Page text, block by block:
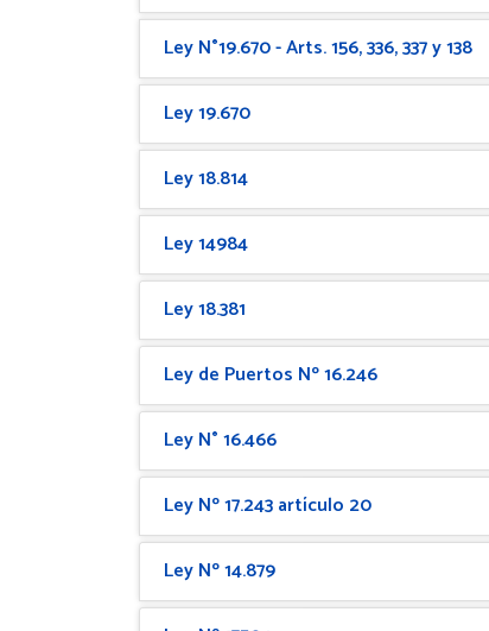
Ley N°19.670 - Arts. 156, 336, 337 y 138
Ley 19.670
Ley 18.814
Ley 14984
Ley 18.381
Ley de Puertos Nº 16.246
Ley N° 16.466
Ley Nº 17.243 artículo 20
Ley Nº 14.879